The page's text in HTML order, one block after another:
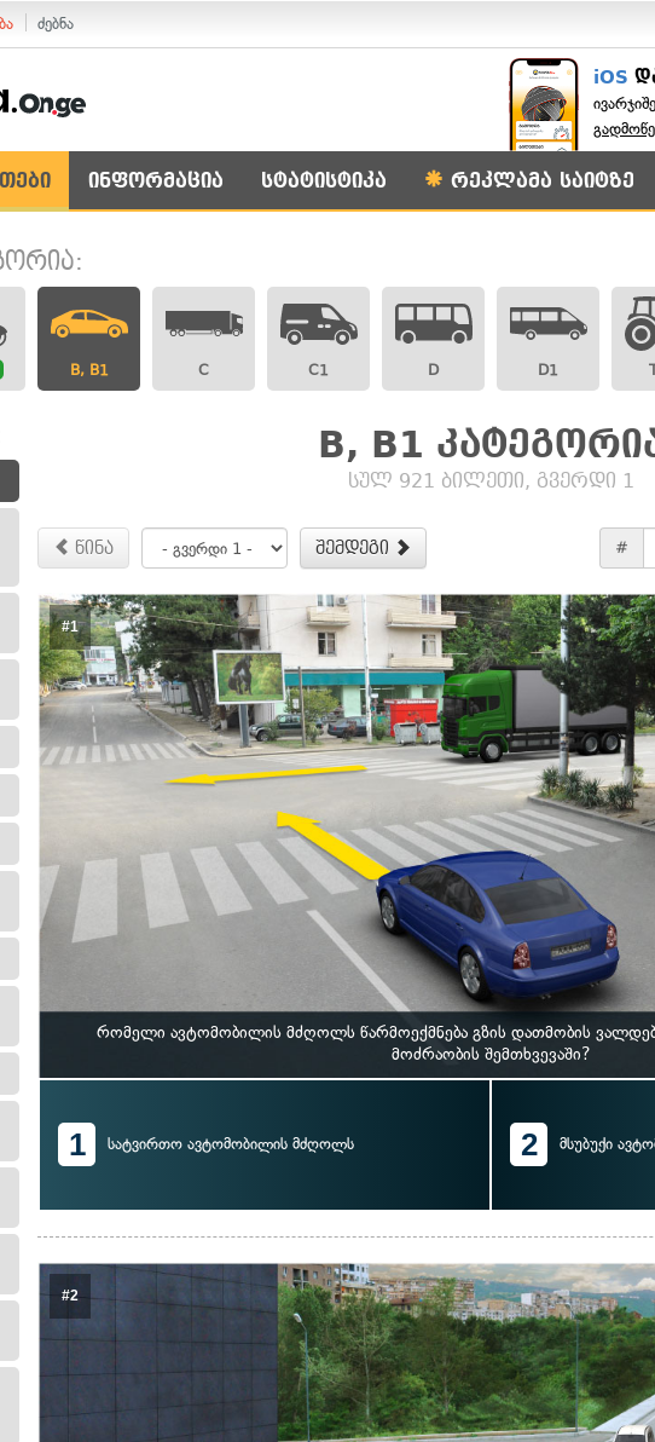
ძებნა
iOS
ინფორმაცია სტატისტიკა რეკლამა საიტზე
B, B1 C C1 D D1
B, B1
სულ 921 ბილეთი, გვერდი 1
წინა შემდეგი #
#1
რომელი ავტომობილის მძღოლს წარმოექმნება გზის დათმობის
მოძრაობის შემთხვევაში?
1 სატვირთო ავტომობილის მძღოლს 2 მსუბუქი
#2